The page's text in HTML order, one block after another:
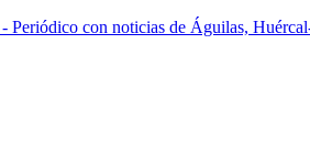
Periódico con noticias de Águilas,